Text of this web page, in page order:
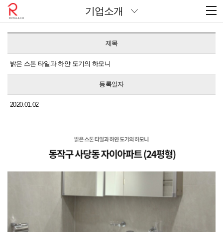
기업소개
제목
밝은 스톤 타일과 하얀 도기의 하모니
등록일자
2020.01.02